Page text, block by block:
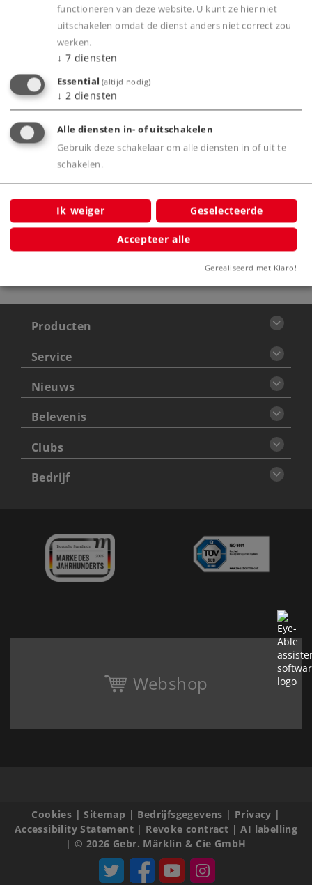
Product
Productinfo
Waarschuwing
Let op: Niet voor kinderen onder
de 15 jaar
Producten
Service
Nieuws
Belevenis
Clubs
Bedrijf
Webshop
Cookies |Sitemap | Bedrijfsgegevens | Privacy |
Accessibility Statement| Revoke contract |AI labelling
|© 2026 Gebr. Märklin & Cie GmbH
functioneren van deze website. U kunt ze hier niet
uitschakelen omdat de dienst anders niet correct zou
werken.
↓ 7 diensten
Essential (altijd nodig)
↓ 2 diensten
Alle diensten in- of uitschakelen
Gebruik deze schakelaar om alle diensten in of uit te
schakelen.
Ik weiger Geselecteerde
Accepteer alle
Gerealiseerd met Klaro!